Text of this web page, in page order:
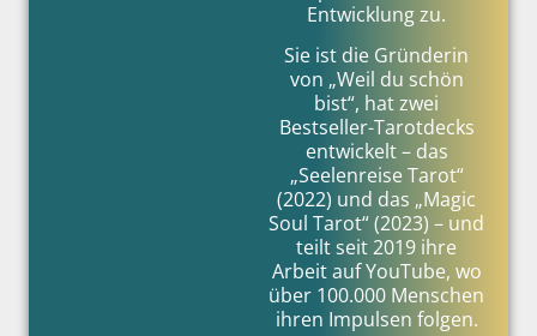
Entwicklung zu.
Sie ist die Gründerin
von „Weil du schön
bist“, hat zwei
Bestseller-Tarotdecks
entwickelt – das
„Seelenreise Tarot“
(2022) und das „Magic
Soul Tarot“ (2023) – und
teilt seit 2019 ihre
Arbeit auf YouTube, wo
über 100.000 Menschen
ihren Impulsen folgen.